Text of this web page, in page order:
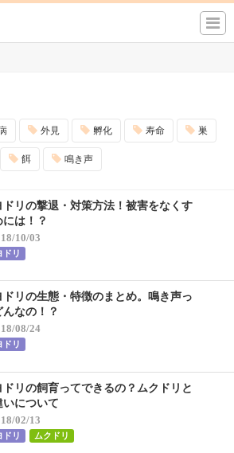
外見 孵化 寿命 巣
餌 鳴き声
ドリの撃退・対策方法！被害をなくす
には！？
10/03
ドリ
ドリの生態・特徴のまとめ。鳴き声っ
んなの！？
08/24
ドリ
ドリの飼育ってできるの？ムクドリと
いについて
02/13
ドリ ムクドリ